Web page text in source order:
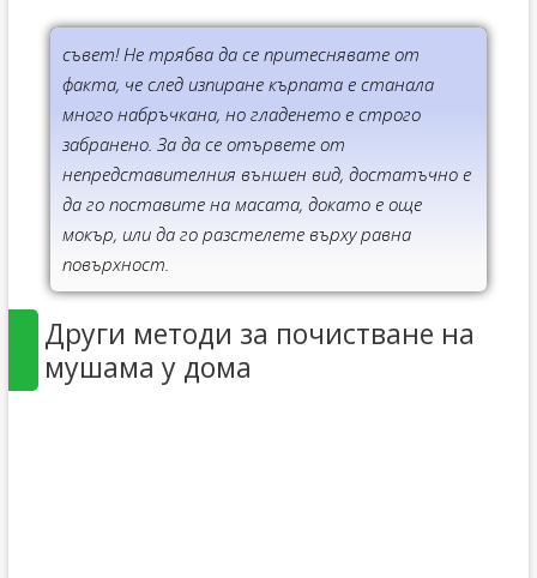
съвет! Не трябва да се притеснявате от
факта, че след изпиране кърпата е станала
много набръчкана, но гладенето е строго
забранено. За да се отървете от
непредставителния външен вид, достатъчно е
да го поставите на масата, докато е още
мокър, или да го разстелете върху равна
повърхност.
Други методи за почистване на
мушама у дома